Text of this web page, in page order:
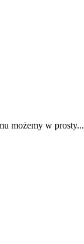
możemy w prosty...